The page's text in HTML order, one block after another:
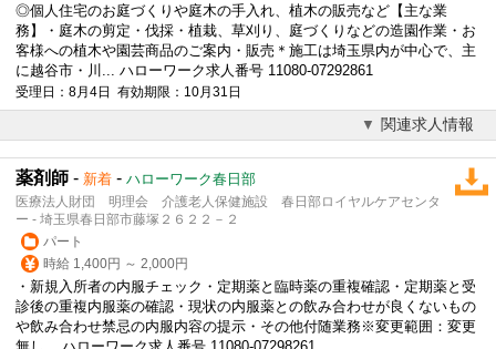
◎個人住宅のお庭づくりや庭木の手入れ、植木の販売など【主な業
務】・庭木の剪定・伐採・植栽、草刈り、庭づくりなどの造園作業・お
客様への植木や園芸商品のご案内・販売＊施工は埼玉県内が中心で、主
に越谷市・川... ハローワーク求人番号 11080-07292861
受理日：8月4日 有効期限：10月31日
関連求人情報
薬剤師 - 新着 - ハローワーク春日部
医療法人財団 明理会 介護老人保健施設 春日部ロイヤルケアセンタ
ー - 埼玉県春日部市藤塚２６２２－２
パート
時給 1,400円 ～ 2,000円
・新規入所者の内服チェック・定期薬と臨時薬の重複確認・定期薬と受
診後の重複内服薬の確認・現状の内服薬との飲み合わせが良くないもの
や飲み合わせ禁忌の内服内容の提示・その他付随業務※変更範囲：変更